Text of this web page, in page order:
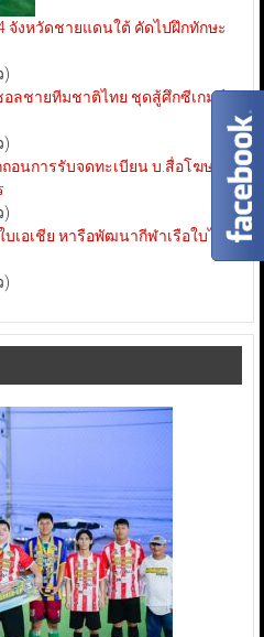
จังหวัดชายแดนใต้ คัดไปฝึกทักษะ
)
ลชายทีมชาติไทย ชุดสู้ศึกซีเกมส์
)
กถอนการรับจดทะเบียน บ.สื่อโฆษณา
)
เอเชีย หารือพัฒนากีฬาเรือใบไทย-
)